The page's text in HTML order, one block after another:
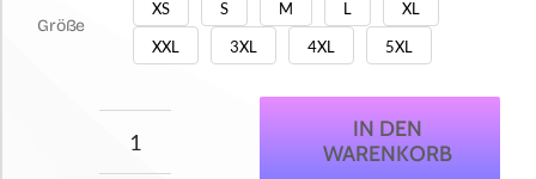
Größe
XS S M L
XL
XXL
3XL 4XL 5XL
Good
IN DEN
WARENKORB